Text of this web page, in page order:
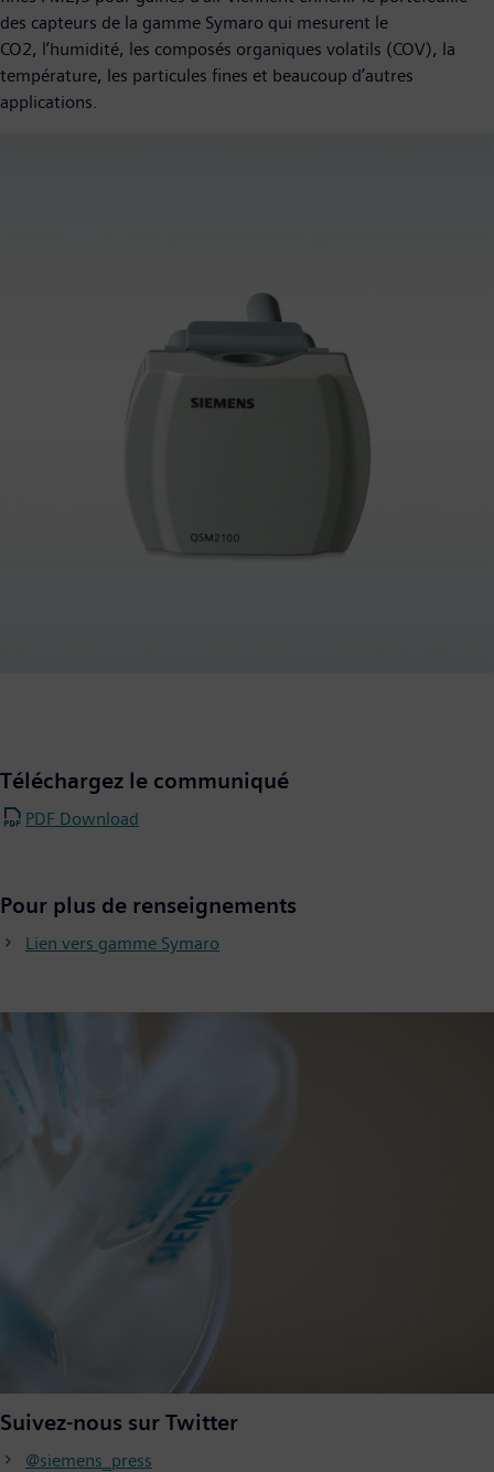
des capteurs de la gamme Symaro qui mesurent le
CO2, l’humidité, les composés organiques volatils (COV), la
température, les particules fines et beaucoup d’autres
applications.
Téléchargez le communiqué
PDF Download
Pour plus de renseignements
Lien vers gamme Symaro
Suivez-nous sur Twitter
@siemens_press